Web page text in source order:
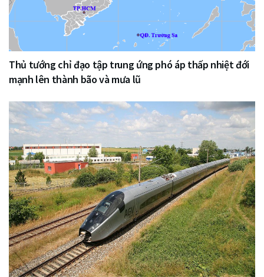
Thủ tướng chỉ đạo tập trung ứng phó áp thấp nhiệt đới
mạnh lên thành bão và mưa lũ